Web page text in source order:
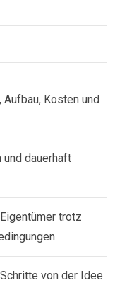
Kosten und
und dauerhaft
trotz
von der Idee